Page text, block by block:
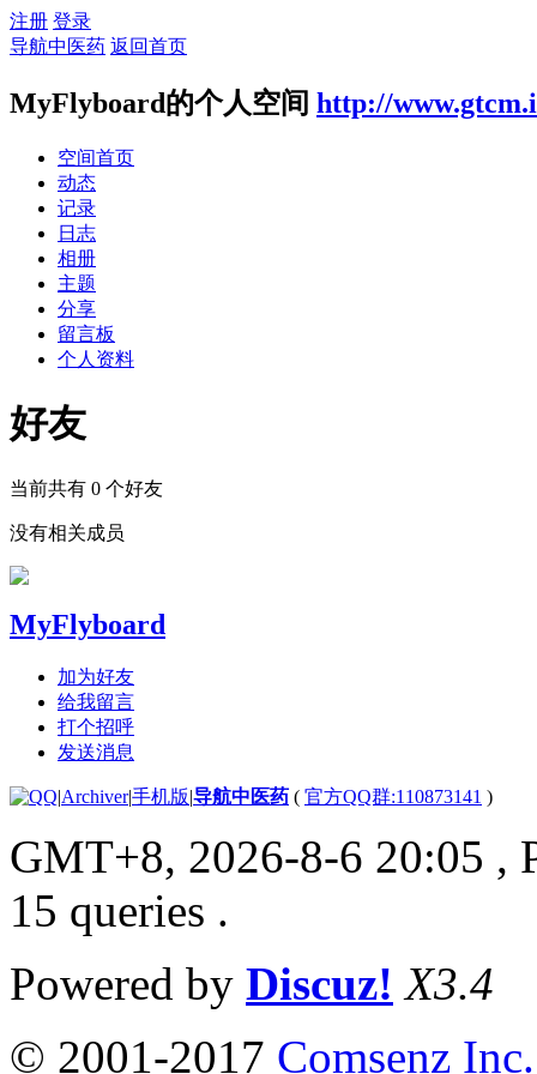
注册 登录
导航中医药 返回首页
MyFlyboard的个人空间 http://
空间首页
动态
记录
日志
相册
主题
分享
留言板
个人资料
好友
当前共有 0 个好友
没有相关成员
MyFlyboard
加为好友
给我留言
打个招呼
发送消息
|Archiver|手机版|导航中医药 ( 官方QQ群:110873141 )
GMT+8, 2026-8-6 20:05 ,
15 queries .
Powered by Discuz! X3.4
© 2001-2017 Comsenz Inc.